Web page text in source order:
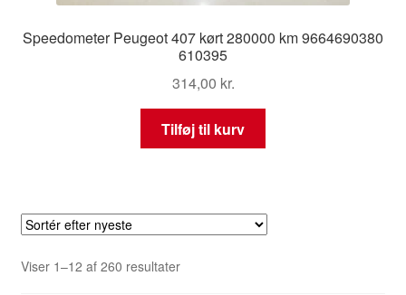
Speedometer Peugeot 407 kørt 280000 km 9664690380
610395
314,00 kr.
Tilføj til kurv
Viser 1–12 af 260 resultaterSorteret